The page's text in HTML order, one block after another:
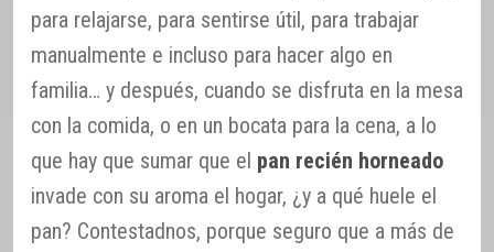
para relajarse, para sentirse útil, para trabajar
manualmente e incluso para hacer algo en
familia… y después, cuando se disfruta en la mesa
con la comida, o en un bocata para la cena, a lo
que hay que sumar que el pan recién horneado
invade con su aroma el hogar, ¿y a qué huele el
pan? Contestadnos, porque seguro que a más de